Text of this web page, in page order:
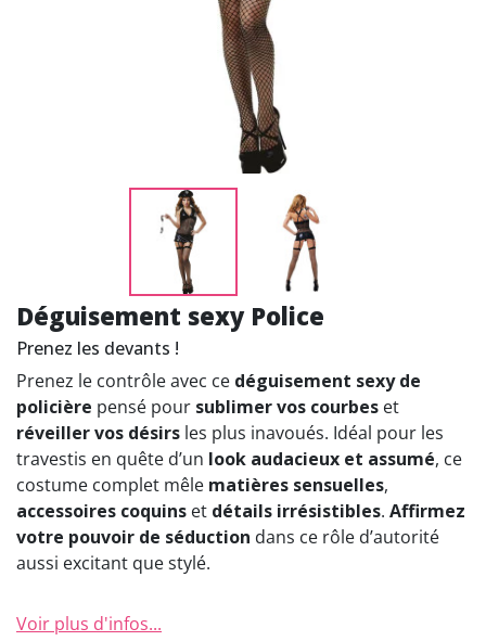
Déguisement sexy Police
Prenez les devants !
Prenez le contrôle avec ce déguisement sexy de
policière pensé pour sublimer vos courbes et
réveiller vos désirs les plus inavoués. Idéal pour les
travestis en quête d’un look audacieux et assumé, ce
costume complet mêle matières sensuelles,
accessoires coquins et détails irrésistibles. Affirmez
votre pouvoir de séduction dans ce rôle d’autorité
aussi excitant que stylé.
Voir plus d'infos...